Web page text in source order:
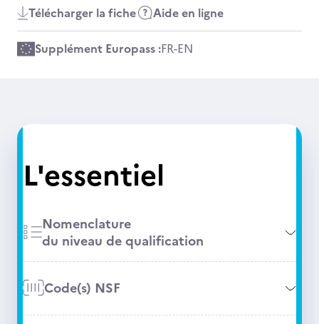
Télécharger la fiche Aide en ligne
Supplément Europass :FR-EN
L'essentiel
Nomenclature
du niveau de qualification
Code(s) NSF